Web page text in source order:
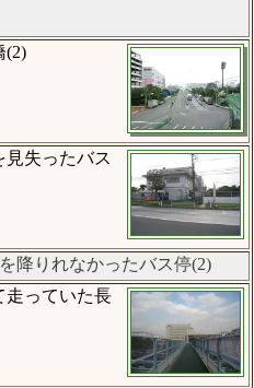
(2)
失ったバス
降りれなかったバス停(2)
っていた長